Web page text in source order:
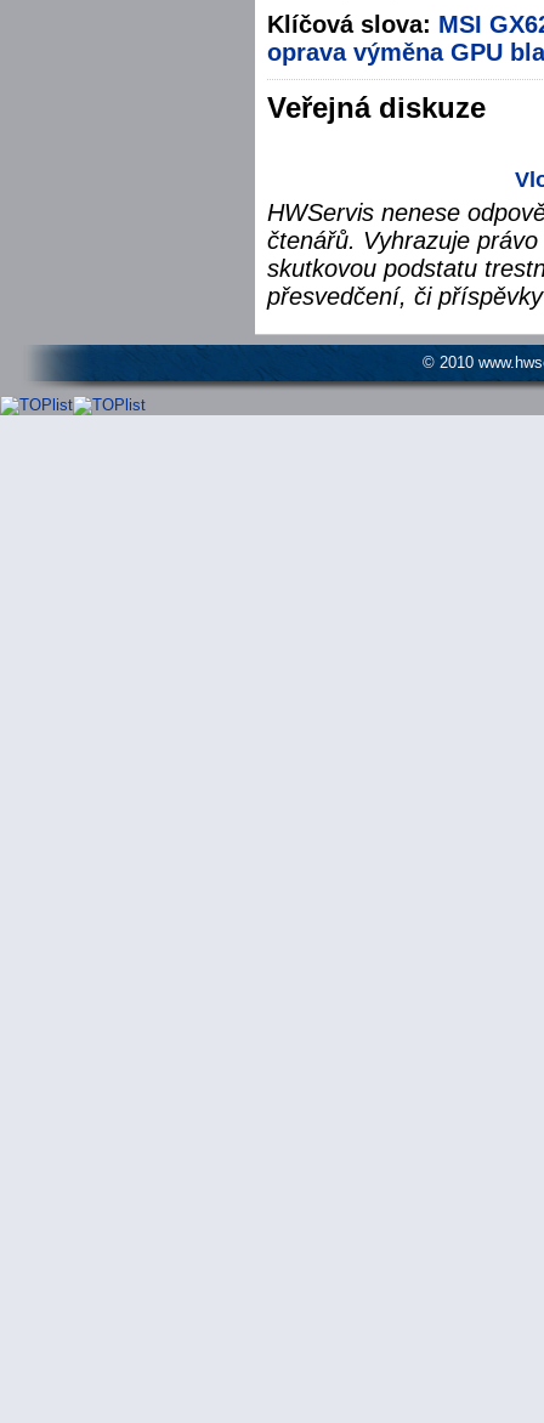
Klíčová slova: MSI
oprava výměna GPU
Veřejná diskuze
HWServis nenese
čtenářů. Vyhrazuje
skutkovou podstatu
přesvedčení, či
© 2010